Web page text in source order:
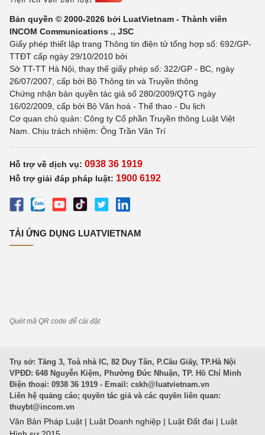
Bản quyền © 2000-2026 bởi LuatVietnam - Thành viên
INCOM Communications ., JSC
Giấy phép thiết lập trang Thông tin điện tử tổng hợp số: 692/GP-
TTĐT cấp ngày 29/10/2010 bởi
Sở TT-TT Hà Nội, thay thế giấy phép số: 322/GP - BC, ngày
26/07/2007, cấp bởi Bộ Thông tin và Truyền thông
Chứng nhận bản quyền tác giả số 280/2009/QTG ngày
16/02/2009, cấp bởi Bộ Văn hoá - Thể thao - Du lịch
Cơ quan chủ quản: Công ty Cổ phần Truyền thông Luật Việt
Nam. Chịu trách nhiệm: Ông Trần Văn Trí
Hỗ trợ về dịch vụ: 0938 36 1919
Hỗ trợ giải đáp pháp luật: 1900 6192
TẢI ỨNG DỤNG LUATVIETNAM
Quét mã QR code để cài đặt
Trụ sở: Tầng 3, Toà nhà IC, 82 Duy Tân, P.Cầu Giấy, TP.Hà Nội
VPĐD: 648 Nguyễn Kiệm, Phường Đức Nhuận, TP. Hồ Chí Minh
Điện thoại: 0938 36 1919 - Email: cskh@luatvietnam.vn
Liên hệ quảng cáo; quyền tác giả và các quyền liên quan:
thuybt@incom.vn
Văn Bản Pháp Luật | Luật Doanh nghiệp | Luật Đất đai | Luật